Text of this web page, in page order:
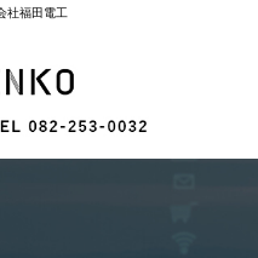
社福田電工